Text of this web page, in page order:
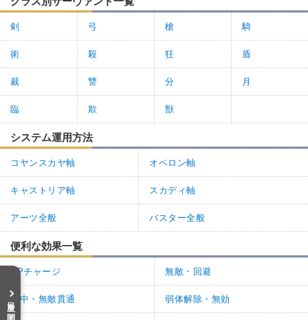
目次を開く
剣 弓 槍 騎
術 殺 狂 盾
裁 讐 分 月
臨 欺 獣
システム運用方法
コヤンスカヤ軸 オベロン軸
キャストリア軸 スカディ軸
アーツ全般 バスター全般
便利な効果一覧
NPチャージ 無敵・回避
必中・無敵貫通 弱体解除・無効